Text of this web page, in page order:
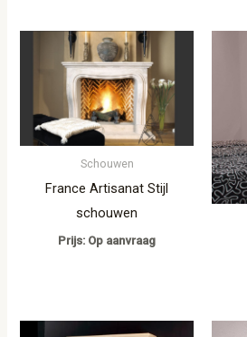
Schouwen
France Artisanat Stijl
schouwen
Prijs: Op aanvraag